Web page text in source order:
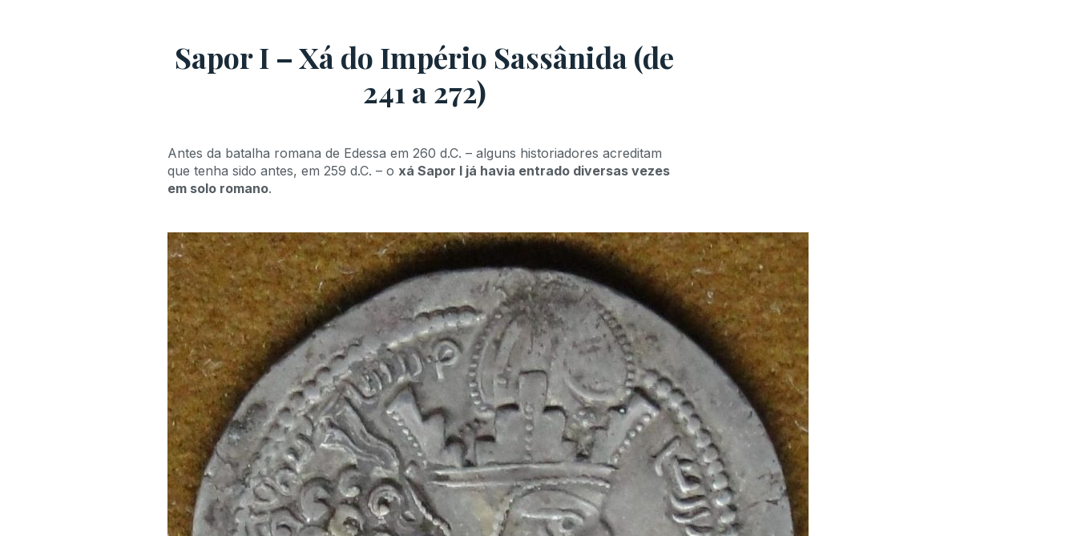
Sapor I – Xá do Império Sassânida (de
241 a 272)
Antes da batalha romana de Edessa em 260 d.C. – alguns historiadores acreditam
que tenha sido antes, em 259 d.C. – o xá Sapor I já havia entrado diversas vezes
em solo romano.